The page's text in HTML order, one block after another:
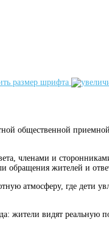
размер шрифта
общественной
членами и
обращения жителей и
атмосферу, где дети
жители видят реальную